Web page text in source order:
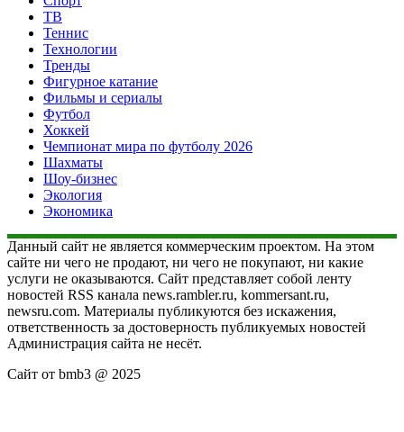
ТВ
Теннис
Технологии
Тренды
Фигурное катание
Фильмы и сериалы
Футбол
Хоккей
Чемпионат мира по футболу 2026
Шахматы
Шоу-бизнес
Экология
Экономика
Данный сайт не является коммерческим проектом. На этом
сайте ни чего не продают, ни чего не покупают, ни какие
услуги не оказываются. Сайт представляет собой ленту
новостей RSS канала news.rambler.ru, kommersant.ru,
newsru.com. Материалы публикуются без искажения,
ответственность за достоверность публикуемых новостей
Администрация сайта не несёт.
Сайт от bmb3 @ 2025